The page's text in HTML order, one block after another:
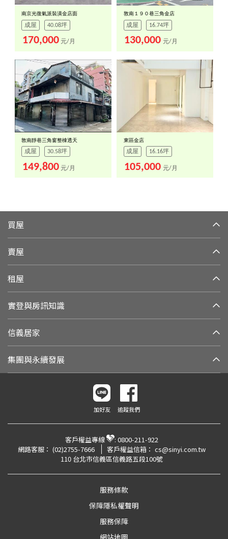
南京光復氣派裝潢金店面
成屋 40.08坪
170,000 元/月
敦南１９０巷三角金店
成屋 16.74坪
130,000 元/月
敦南靜巷三角窗整棟透天
成屋 30.58坪
149,800 元/月
東區金店
成屋 16.16坪
105,000 元/月
買屋
賣屋
租屋
實登與房訊知識
信義居家
集團與永續發展
加好友 追蹤我們
客戶權益專線 : 0800-211-922
網路客服： (02)2755-7666 客戶權益信箱： cs@sinyi.com.tw
110 台北市信義區信義路五段100號
服務條款
保障隱私權聲明
服務保障